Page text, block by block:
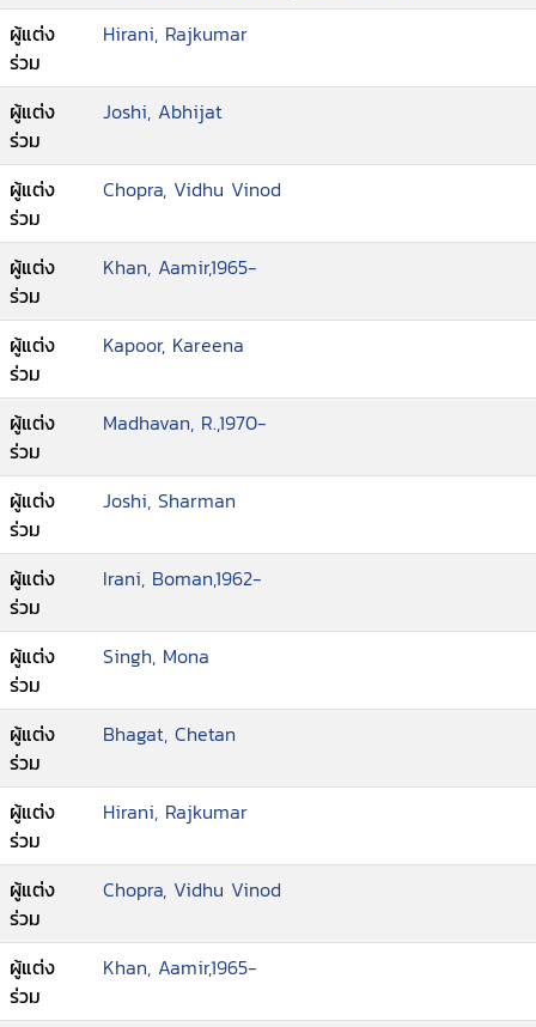
ผู้แต่ง
ร่วม
Hirani, Rajkumar
ผู้แต่ง
ร่วม
Joshi, Abhijat
ผู้แต่ง
ร่วม
Chopra, Vidhu Vinod
ผู้แต่ง
ร่วม
Khan, Aamir,1965-
ผู้แต่ง
ร่วม
Kapoor, Kareena
ผู้แต่ง
ร่วม
Madhavan, R.,1970-
ผู้แต่ง
ร่วม
Joshi, Sharman
ผู้แต่ง
ร่วม
Irani, Boman,1962-
ผู้แต่ง
ร่วม
Singh, Mona
ผู้แต่ง
ร่วม
Bhagat, Chetan
ผู้แต่ง
ร่วม
Hirani, Rajkumar
ผู้แต่ง
ร่วม
Chopra, Vidhu Vinod
ผู้แต่ง
ร่วม
Khan, Aamir,1965-